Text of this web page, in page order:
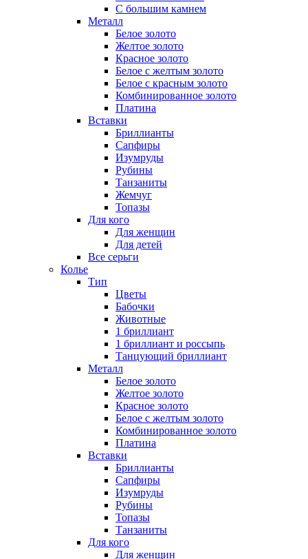
С большим камнем
Металл
Белое золото
Желтое золото
Красное золото
Белое с желтым золото
Белое с красным золото
Комбинированное золото
Платина
Вставки
Бриллианты
Сапфиры
Изумруды
Рубины
Танзаниты
Жемчуг
Топазы
Для кого
Для женщин
Для детей
Все серьги
Колье
Тип
Цветы
Бабочки
Животные
1 бриллиант
1 бриллиант и россыпь
Танцующий бриллиант
Металл
Белое золото
Желтое золото
Красное золото
Белое с желтым золото
Комбинированное золото
Платина
Вставки
Бриллианты
Сапфиры
Изумруды
Рубины
Топазы
Танзаниты
Для кого
Для женщин